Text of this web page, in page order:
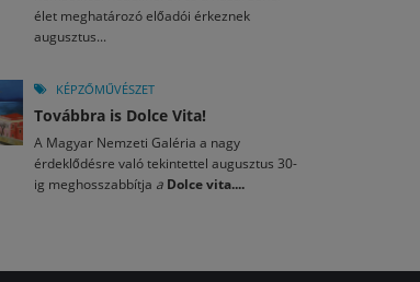
élet meghatározó előadói érkeznek
augusztus...
KÉPZŐMŰVÉSZET
Továbbra is Dolce Vita!
A Magyar Nemzeti Galéria a nagy
érdeklődésre való tekintettel augusztus 30-
ig meghosszabbítja a Dolce vita....